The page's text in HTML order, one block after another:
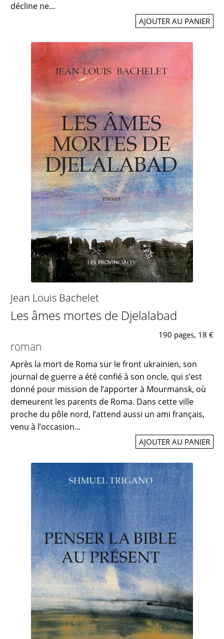
décline ne...
AJOUTER AU PANIER
Jean Louis Bachelet
Les âmes mortes de Djelalabad
190 pages, 18 €
roman
Après la mort de Roma sur le front ukrainien, son
journal de guerre a été confié à son oncle, qui s’est
donné pour mission de l’apporter à Mourmansk, où
demeurent les parents de Roma. Dans cette ville
proche du pôle nord, l’attend aussi un ami français,
venu à l’occasion...
AJOUTER AU PANIER